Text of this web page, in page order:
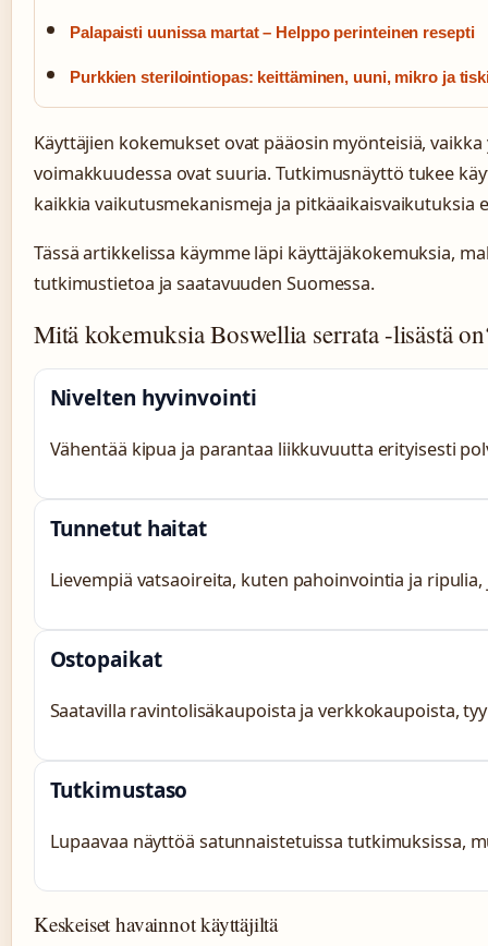
Palapaisti uunissa martat – Helppo perinteinen resepti
Purkkien sterilointiopas: keittäminen, uuni, mikro ja
Käyttäjien kokemukset ovat pääosin myönteisiä,
voimakkuudessa ovat suuria. Tutkimusnäyttö tukee
kaikkia vaikutusmekanismeja ja pitkäaikaisvaikutuksia
Tässä artikkelissa käymme läpi käyttäjäkokemuksia,
tutkimustietoa ja saatavuuden Suomessa.
Mitä kokemuksia Boswellia serrata -lisästä
Nivelten hyvinvointi
Vähentää kipua ja parantaa liikkuvuutta erityisesti
Tunnetut haitat
Lievempiä vatsaoireita, kuten pahoinvointia ja
Ostopaikat
Saatavilla ravintolisäkaupoista ja verkkokaupoista,
Tutkimustaso
Lupaavaa näyttöä satunnaistetuissa tutkimuksissa,
Keskeiset havainnot käyttäjiltä